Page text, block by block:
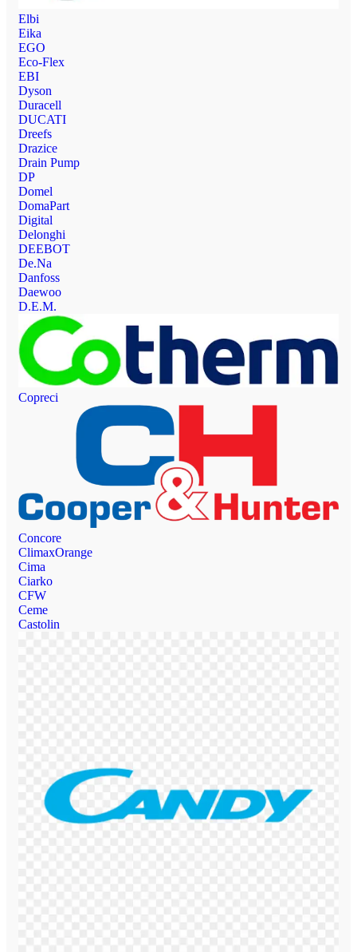
Elbi
Eika
EGO
Eco-Flex
EBI
Dyson
Duracell
DUCATI
Dreefs
Drazice
Drain Pump
DP
Domel
DomaPart
Digital
Delonghi
DEEBOT
De.Na
Danfoss
Daewoo
D.E.M.
Copreci
Concore
ClimaxOrange
Cima
Ciarko
CFW
Ceme
Castolin